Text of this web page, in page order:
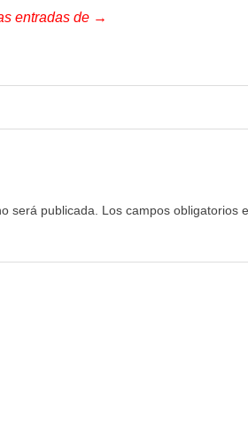
entradas de →
será publicada. Los campos obligatorios